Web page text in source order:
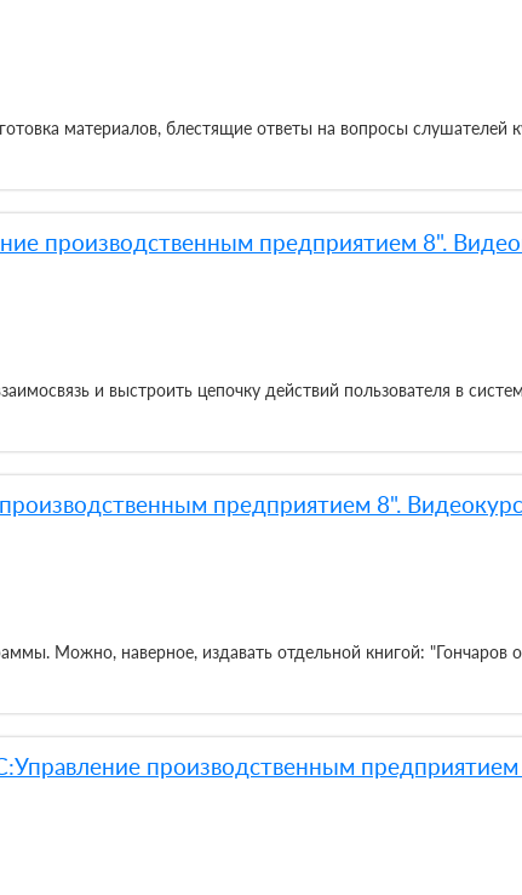
материалов, блестящие ответы на вопросы слушателей
производственным предприятием 8".
и выстроить цепочку действий пользователя в
предприятием 8". Видеокурс
Можно, наверное, издавать отдельной книгой: "Гончаров
производственным